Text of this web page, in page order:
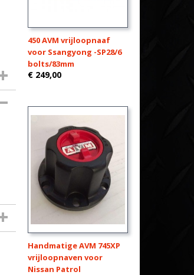
450 AVM vrijloopnaaf
voor Ssangyong -SP28/6
bolts/83mm
€ 249,00
Handmatige AVM 745XP
vrijloopnaven voor
Nissan Patrol